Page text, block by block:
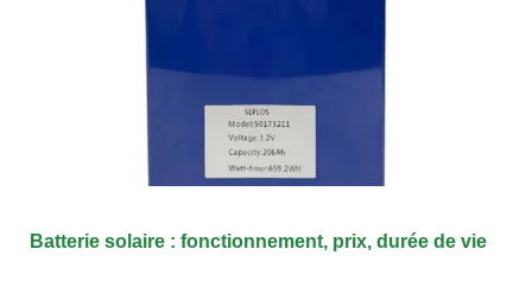
Batterie solaire : fonctionnement, prix, durée de vie